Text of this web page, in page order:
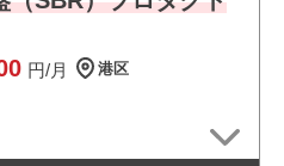
円/月 港区
連携した要件定義・仕様調
仮説立案・検証・改善の実務
マップの設計・運用経験